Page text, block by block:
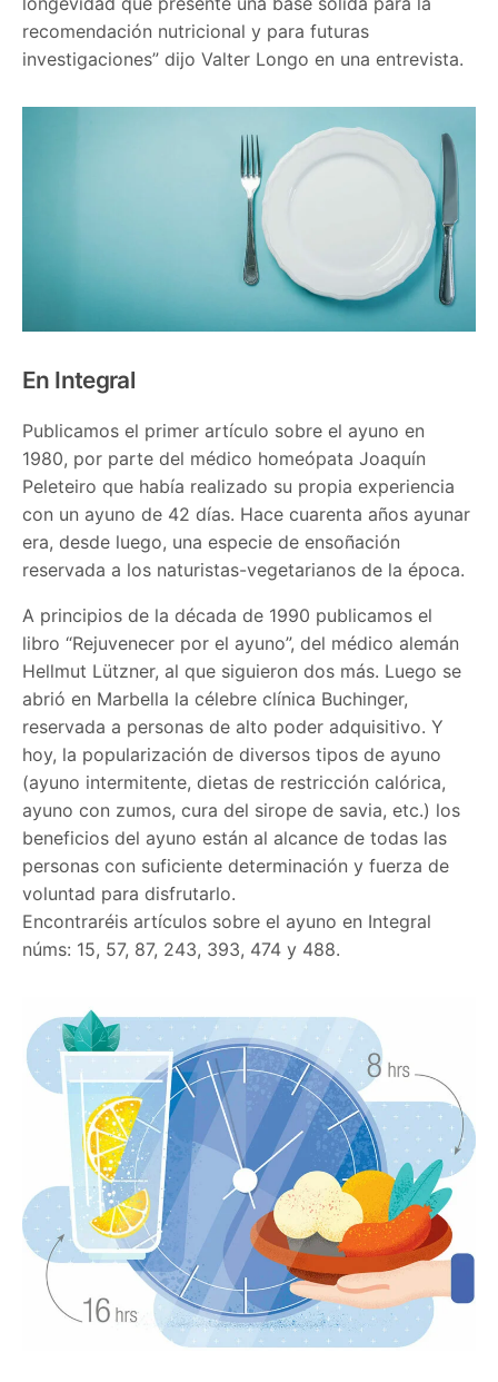
recomendación nutricional y para futuras
investigaciones” dijo Valter Longo en una entrevista.
En Integral
Publicamos el primer artículo sobre el ayuno en
1980, por parte del médico homeópata Joaquín
Peleteiro que había realizado su propia experiencia
con un ayuno de 42 días. Hace cuarenta años ayunar
era, desde luego, una especie de ensoñación
reservada a los naturistas-vegetarianos de la época.
A principios de la década de 1990 publicamos el
libro “Rejuvenecer por el ayuno”, del médico alemán
Hellmut Lützner, al que siguieron dos más. Luego se
abrió en Marbella la célebre clínica Buchinger,
reservada a personas de alto poder adquisitivo. Y
hoy, la popularización de diversos tipos de ayuno
(ayuno intermitente, dietas de restricción calórica,
ayuno con zumos, cura del sirope de savia, etc.) los
beneficios del ayuno están al alcance de todas las
personas con suficiente determinación y fuerza de
voluntad para disfrutarlo.
Encontraréis artículos sobre el ayuno en Integral
núms: 15, 57, 87, 243, 393, 474 y 488.